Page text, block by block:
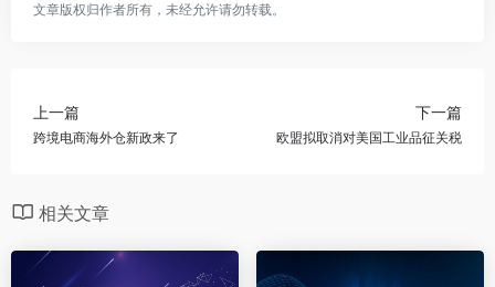
文章版权归作者所有，未经允许请勿转载。
上一篇
跨境电商海外仓新政来了
下一篇
欧盟拟取消对美国工业品征关税
相关文章